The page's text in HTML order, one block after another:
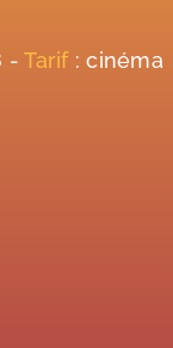
-Tarif : cinéma